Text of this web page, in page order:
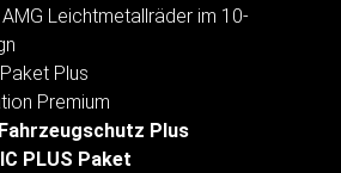
Leichtmetallräder im 10-
Plus
Premium
Fahrzeugschutz Plus
PLUS Paket